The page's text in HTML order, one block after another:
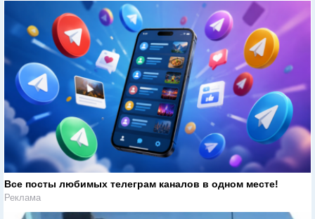
Все посты любимых телеграм каналов в одном месте!
Реклама